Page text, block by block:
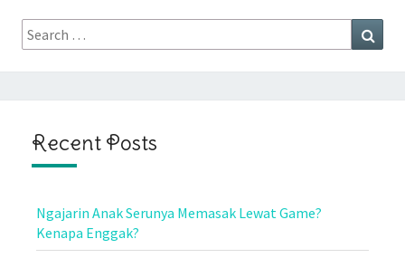
Search
for:
Recent Posts
Ngajarin Anak Serunya Memasak Lewat Game?
Kenapa Enggak?